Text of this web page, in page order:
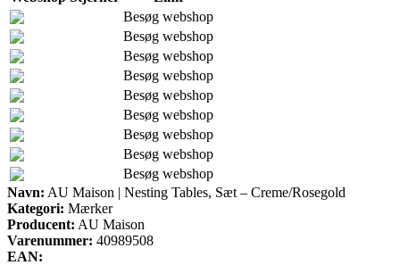
Besøg webshop
Besøg webshop
Besøg webshop
Besøg webshop
Besøg webshop
Besøg webshop
Besøg webshop
Besøg webshop
Besøg webshop
Navn: AU Maison | Nesting Tables, Sæt – Creme/Rosegold
Kategori: Mærker
Producent: AU Maison
Varenummer: 40989508
EAN: